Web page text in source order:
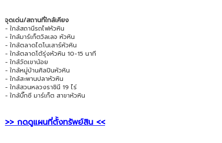
จุดเด่น/สถานที่ใกล้เคียง
- ใกล้สถานีรถไฟหัวหิน
- ใกล้มาร์เก็ตวิลเลจ หัวหิน
- ใกล้ตลาดไดโนเสาร์หัวหิน
- ใกล้ตลาดโต้รุ่งหัวหิน 10-15 นาที
- ใกล้วัดเขาน้อย
- ใกล้หมู่บ้านศิลปินหัวหิน
- ใกล้สะพานปลาหัวหิน
- ใกล้สวนหลวงราชินี 19 ไร่
- ใกล้บิ๊กซี มาร์เก็ต สาขาหัวหิน
>> กดดูแผนที่ตั้งทรัพย์สิน <<